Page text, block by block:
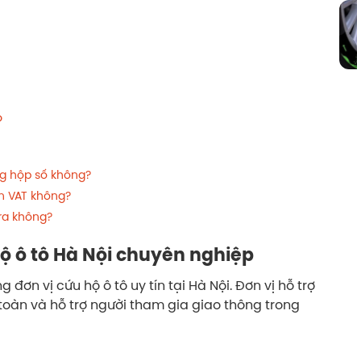
hộp số không?
VAT không?
không?
ô tô Hà Nội chuyên nghiệp
đơn vị cứu hộ ô tô uy tín tại Hà Nội. Đơn vị hỗ trợ
và hỗ trợ người tham gia giao thông trong